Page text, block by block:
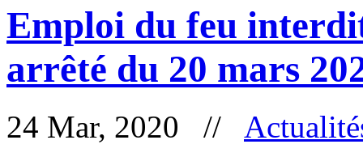
Emploi du feu
arrêté du 20 mars
24 Mar, 2020 //